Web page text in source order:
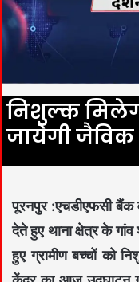
निशुल्क
जायेगी जैविक
पूरनपुर :एचडीएफसी
देते हुए थाना क्षेत्र के
हुए ग्रामीण बच्चों को